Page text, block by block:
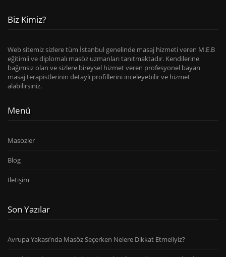
Biz Kimiz?
Web sitemiz sizlere tüm İstanbul genelinde masaj hizmeti veren M.E.B
eğitimli ve diplomalı masöz uzmanları tanıtmaktadır. Kendilerine
bağımsız olan ve sizlere bireysel hizmet veren profesyonel bayan
masaj terapistlerinin detaylı profillerini inceleyebilir ve hizmet
alabilirsiniz.
Menü
Masozler
Blog
İletişim
Son Yazılar
Avrupa Yakası’nda Masöz Seçerken Nelere Dikkat Etmeliyiz?